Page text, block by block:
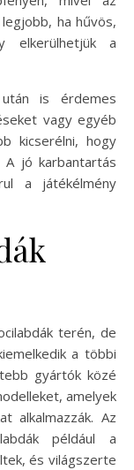
ha hűvös,
elkerülhetjük a
is érdemes
vagy egyéb
kicserélni, hogy
jó karbantartás
a játékélmény
terén, de
a többi
gyártók közé
amelyek
alkalmazzák. Az
például a
és világszerte